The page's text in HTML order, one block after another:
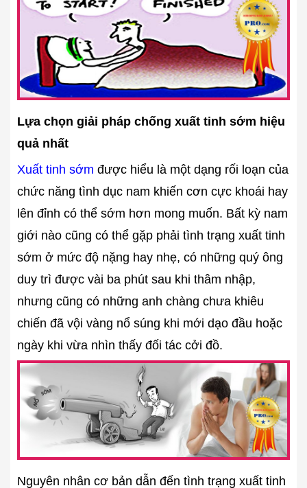
Lựa chọn giải pháp chống xuất tinh sớm hiệu
quả nhất
Xuất tinh sớm được hiểu là một dạng rối loạn của
chức năng tình dục nam khiến cơn cực khoái hay
lên đỉnh có thể sớm hơn mong muốn. Bất kỳ nam
giới nào cũng có thể gặp phải tình trạng xuất tinh
sớm ở mức độ nặng hay nhẹ, có những quý ông
duy trì được vài ba phút sau khi thâm nhập,
nhưng cũng có những anh chàng chưa khiêu
chiến đã vội vàng nổ súng khi mới dạo đầu hoặc
ngày khi vừa nhìn thấy đối tác cởi đồ.
Nguyên nhân cơ bản dẫn đến tình trạng xuất tinh